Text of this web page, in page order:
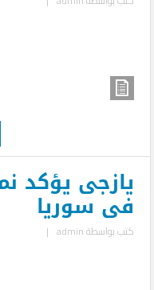
يازجى يؤكد
فى سوريا
كتب بواسطةadmin
|